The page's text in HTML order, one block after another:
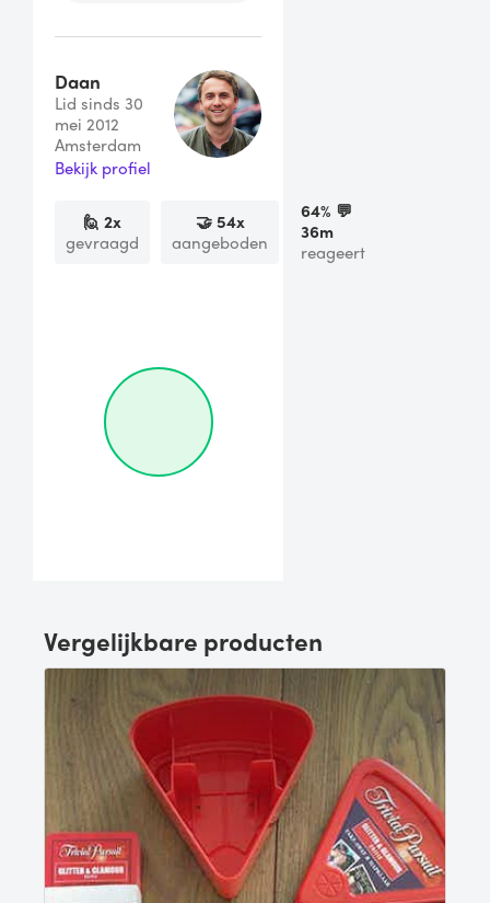
Daan
Lid sinds 30
mei 2012
Amsterdam
Bekijk profiel
🙋 2x
gevraagd
🤝54x
aangeboden
64% 💬
36m
reageert
Vergelijkbare producten